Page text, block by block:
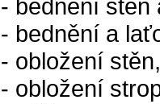
- bednění stěn
- bednění a
- obložení stěn,
- obložení